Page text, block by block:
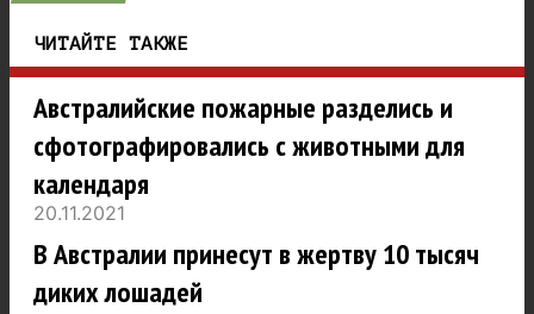
ЧИТАЙТЕ ТАКЖЕ
Австралийские пожарные разделись и
сфотографировались с животными для
календаря
20.11.2021
В Австралии принесут в жертву 10 тысяч
диких лошадей